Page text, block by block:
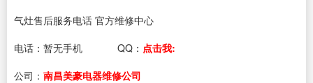
气灶售后服务电话 官方维修中心
电话： 暂无手机 QQ： 点击我:
公司： 南昌美豪电器维修公司